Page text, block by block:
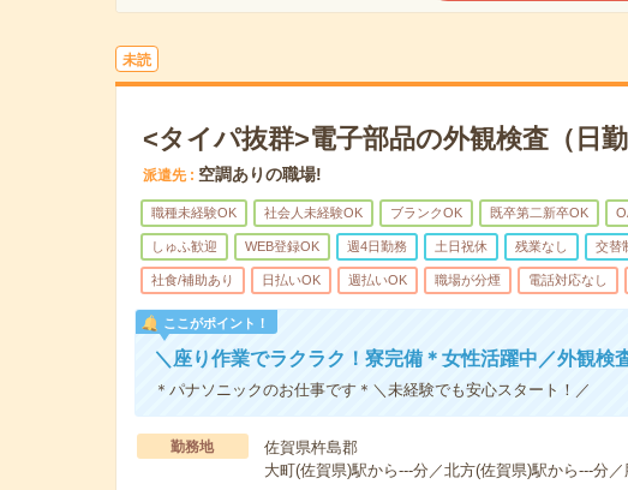
未読
<タイパ抜群>電子部品の外観検査（日勤
派遣先 空調ありの職場!
職種未経験OK 社会人未経験OK ブランクOK 既卒第二新卒OK
しゅふ歓迎 WEB登録OK 週4日勤務 土日祝休 残業なし 交替
社食/補助あり 日払いOK 週払いOK 職場が分煙 電話対応なし
ここがポイント！
＼座り作業でラクラク！寮完備＊女性活躍中／外観検
＊パナソニックのお仕事です＊＼未経験でも安心スタート！／
勤務地
佐賀県杵島郡
大町(佐賀県)駅から---分／北方(佐賀県)駅から---分